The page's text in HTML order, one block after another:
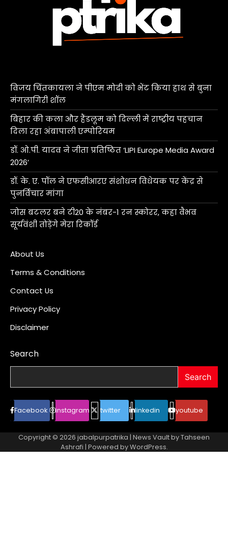
विजय चिंतकायला ने पीएम मोदी को भेंट किया हाथ से बुना
मंगलागिरी शॉल
बिहार की कला और हैंडलूम को दिल्ली में राष्ट्रीय पहचान
दिला रहा अंबापाली एम्पोरियम
डॉ. ओ.पी. यादव ने जीता प्रतिष्ठित ‘LIPI Europe Media Award
2026’
डॉ. के. ए. पॉल ने एफसीआरए संशोधन विधेयक पर केंद्र से
पुनर्विचार मांगा
जोस बटलर बने टी20 के नंबर-1 रन स्कोरर, कहा वैभव
सूर्यवंशी तोड़ेंगे मेरा रिकॉर्ड
About Us
Terms & Conditions
Contact Us
Privacy Policy
Disclaimer
Search
Search
Facebook instagram twitter linkedin youtube
Copyright © 2026 jabalpurpatrika | News Vault byTahseen
Ashrafi | Powered byWordPress.